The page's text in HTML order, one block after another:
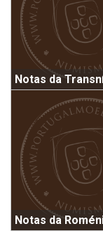
Notas da
Notas da